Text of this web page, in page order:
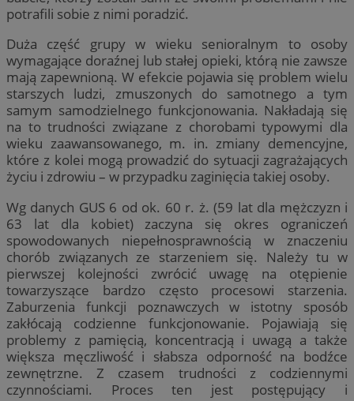
potrafili sobie z nimi poradzić.
Duża część grupy w wieku senioralnym to osoby
wymagające doraźnej lub stałej opieki, którą nie zawsze
mają zapewnioną. W efekcie pojawia się problem wielu
starszych ludzi, zmuszonych do samotnego a tym
samym samodzielnego funkcjonowania. Nakładają się
na to trudności związane z chorobami typowymi dla
wieku zaawansowanego, m. in. zmiany demencyjne,
które z kolei mogą prowadzić do sytuacji zagrażających
życiu i zdrowiu – w przypadku zaginięcia takiej osoby.
Wg danych GUS 6 od ok. 60 r. ż. (59 lat dla mężczyzn i
63 lat dla kobiet) zaczyna się okres ograniczeń
spowodowanych niepełnosprawnością w znaczeniu
chorób związanych ze starzeniem się. Należy tu w
pierwszej kolejności zwrócić uwagę na otępienie
towarzyszące bardzo często procesowi starzenia.
Zaburzenia funkcji poznawczych w istotny sposób
zakłócają codzienne funkcjonowanie. Pojawiają się
problemy z pamięcią, koncentracją i uwagą a także
większa męczliwość i słabsza odporność na bodźce
zewnętrzne. Z czasem trudności z codziennymi
czynnościami. Proces ten jest postępujący i